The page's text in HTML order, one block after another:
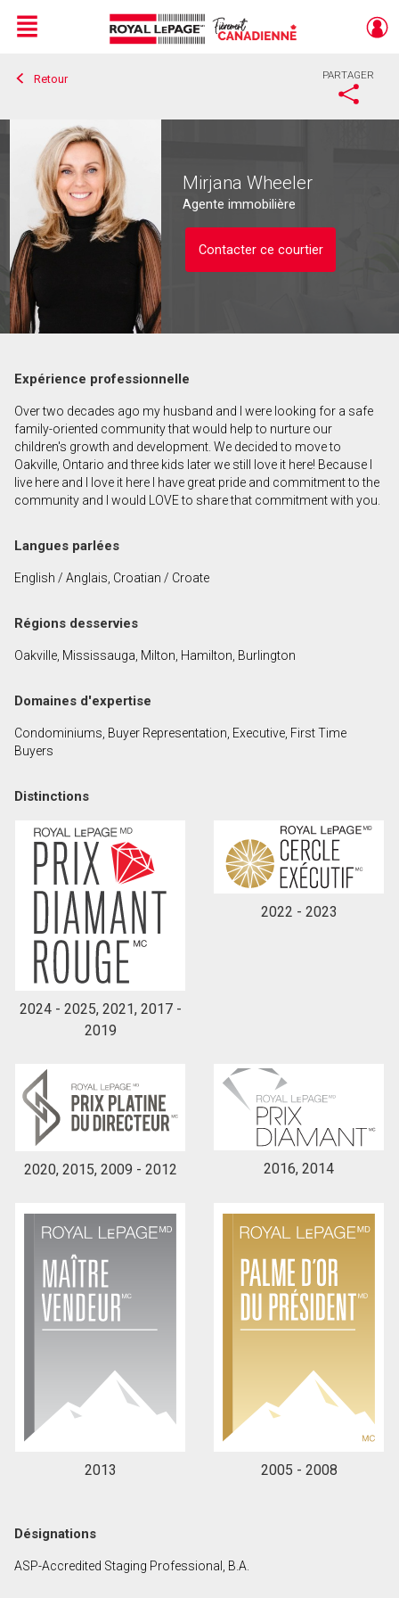
Live
En Direct
Menu
Retour PARTAGER
Mirjana Wheeler
Agente immobilière
Contacter ce courtier
Prénom
et
Nom
Courriel
En cliquant sur le bouton « soumettre », vous
consentez à nos conditions d'utilisation et vous
nous fournissez l'autorisation écrite de
communiquer avec vous.
Expérience professionnelle
Over two decades ago my husband and I were looking for a safe
family-oriented community that would help to nurture our
children's growth and development. We decided to move to
Oakville, Ontario and three kids later we still love it here! Because I
live here and I love it here I have great pride and commitment to the
community and I would LOVE to share that commitment with you.
Langues parlées
English / Anglais, Croatian / Croate
Régions desservies
Oakville, Mississauga, Milton, Hamilton, Burlington
Domaines d'expertise
Condominiums, Buyer Representation, Executive, First Time
Buyers
Distinctions
2024 - 2025, 2021, 2017 -
2019
2022 - 2023
2020, 2015, 2009 - 2012 2016, 2014
2013 2005 - 2008
Désignations
ASP-Accredited Staging Professional, B.A.